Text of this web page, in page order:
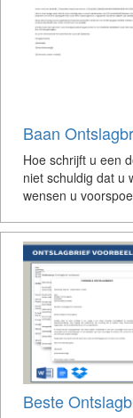
Baan
Hoe schrijft u een
niet schuldig dat u
wensen u
Beste